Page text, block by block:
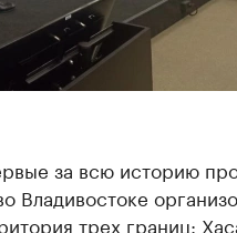
за всю историю
Владивостоке
трех границ: